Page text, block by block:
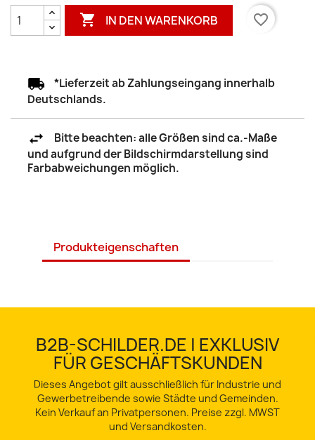
 IN DEN WARENKORB favorite_border
*Lieferzeit ab Zahlungseingang innerhalb
Deutschlands.
Bitte beachten: alle Größen sind ca.-Maße
und aufgrund der Bildschirmdarstellung sind
Farbabweichungen möglich.
Produkteigenschaften
B2B-SCHILDER.DE | EXKLUSIV
FÜR GESCHÄFTSKUNDEN
Dieses Angebot gilt ausschließlich für Industrie und
Gewerbetreibende sowie Städte und Gemeinden.
Kein Verkauf an Privatpersonen. Preise zzgl. MWST
und Versandkosten.